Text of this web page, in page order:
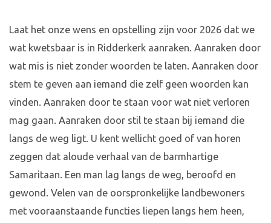
Laat het onze wens en opstelling zijn voor 2026 dat we
wat kwetsbaar is in Ridderkerk aanraken. Aanraken door
wat mis is niet zonder woorden te laten. Aanraken door
stem te geven aan iemand die zelf geen woorden kan
vinden. Aanraken door te staan voor wat niet verloren
mag gaan. Aanraken door stil te staan bij iemand die
langs de weg ligt. U kent wellicht goed of van horen
zeggen dat aloude verhaal van de barmhartige
Samaritaan. Een man lag langs de weg, beroofd en
gewond. Velen van de oorspronkelijke landbewoners
met vooraanstaande functies liepen langs hem heen,